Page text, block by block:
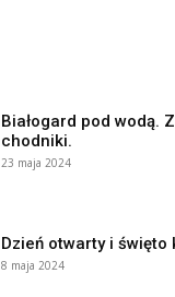
Białogard pod wodą.
chodniki.
23 maja 2024
Dzień otwarty i święto
8 maja 2024